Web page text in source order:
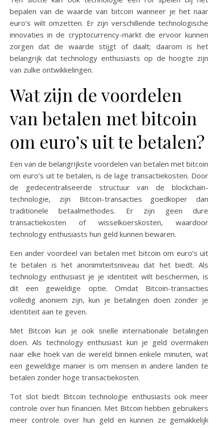
bepalen van de waarde van bitcoin wanneer je het naar
euro’s wilt omzetten. Er zijn verschillende technologische
innovaties in de cryptocurrency-markt die ervoor kunnen
zorgen dat de waarde stijgt of daalt; daarom is het
belangrijk dat technology enthusiasts op de hoogte zijn
van zulke ontwikkelingen.
Wat zijn de voordelen
van betalen met bitcoin
om euro’s uit te betalen?
Een van de belangrijkste voordelen van betalen met bitcoin
om euro’s uit te betalen, is de lage transactiekosten. Door
de gedecentraliseerde structuur van de blockchain-
technologie, zijn Bitcoin-transacties goedkoper dan
traditionele betaalmethodes. Er zijn geen dure
transactiekosten of wisselkoerskosten, waardoor
technology enthusiasts hun geld kunnen bewaren.
Een ander voordeel van betalen met bitcoin om euro’s uit
te betalen is het anonimiteitsniveau dat het biedt. Als
technology enthusiast je je identiteit wilt beschermen, is
dit een geweldige optie. Omdat Bitcoin-transacties
volledig anoniem zijn, kun je betalingen doen zonder je
identiteit aan te geven.
Met Bitcoin kun je ook snelle internationale betalingen
doen. Als technology enthusiast kun je geld overmaken
naar elke hoek van de wereld binnen enkele minuten, wat
een geweldige manier is om mensen in andere landen te
betalen zonder hoge transactiekosten.
Tot slot biedt Bitcoin technologie enthusiasts ook meer
controle over hun financiën. Met Bitcoin hebben gebruikers
meer controle over hun geld en kunnen ze gemakkelijk